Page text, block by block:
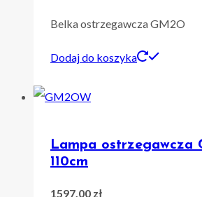
Belka ostrzegawcza GM2O
Dodaj do koszyka
Lampa ostrzegawcza
110cm
1597,00 zł